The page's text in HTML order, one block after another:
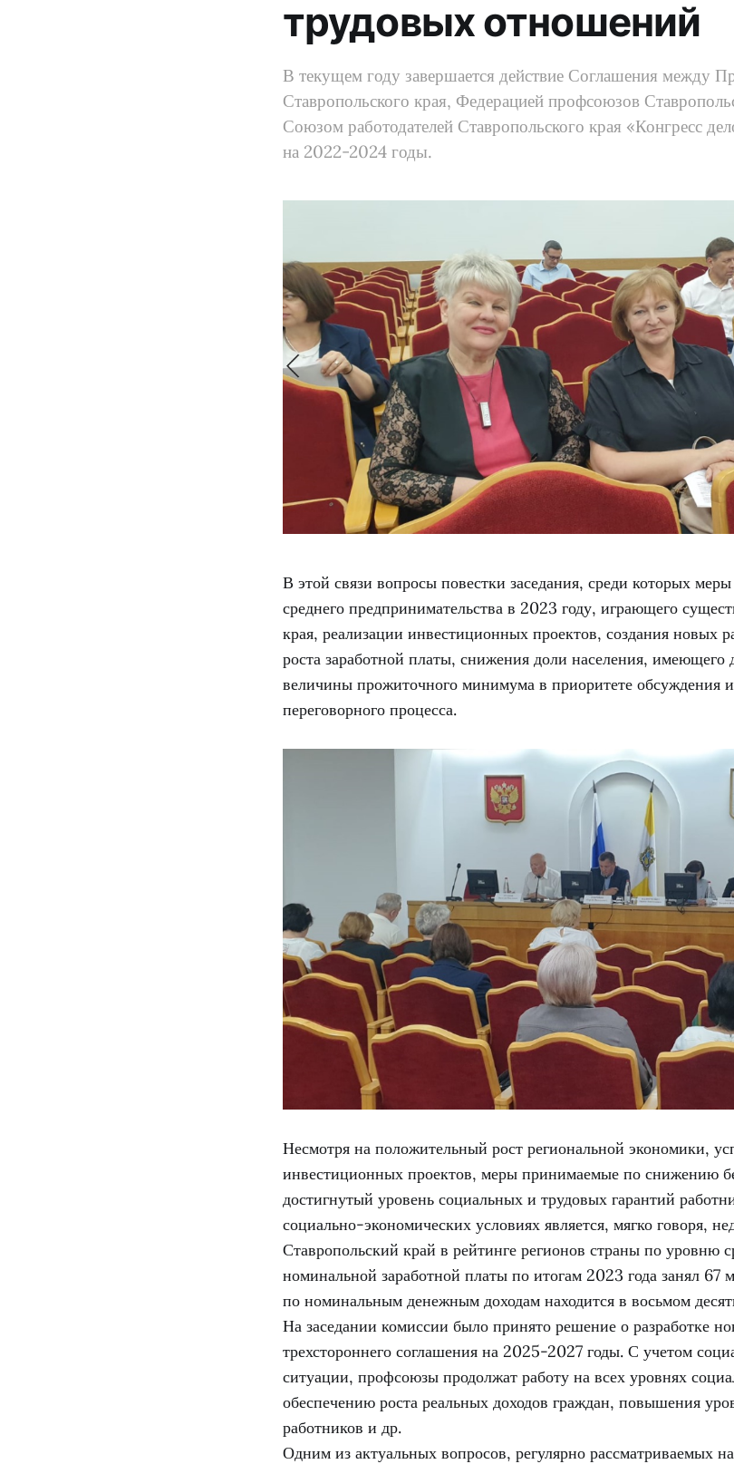
трудовых отношений
В текущем году завершается действие Соглашения между
Ставропольского края, Федерацией профсоюзов
Союзом работодателей Ставропольского края «Конгресс
на 2022-2024 годы.
В этой связи вопросы повестки заседания, среди которых
среднего предпринимательства в 2023 году, играющего
края, реализации инвестиционных проектов, создания новых
роста заработной платы, снижения доли населения,
величины прожиточного минимума в приоритете обсуждения
переговорного процесса.
Несмотря на положительный рост региональной экономики,
инвестиционных проектов, меры принимаемые по снижению
достигнутый уровень социальных и трудовых гарантий
социально-экономических условиях является, мягко говоря,
Ставропольский край в рейтинге регионов страны по уровню
номинальной заработной платы по итогам 2023 года занял 67
по номинальным денежным доходам находится в восьмом
На заседании комиссии было принято решение о разработке
трехстороннего соглашения на 2025-2027 годы. С учетом
ситуации, профсоюзы продолжат работу на всех уровнях
обеспечению роста реальных доходов граждан, повышения
работников и др.
Одним из актуальных вопросов, регулярно рассматриваемых